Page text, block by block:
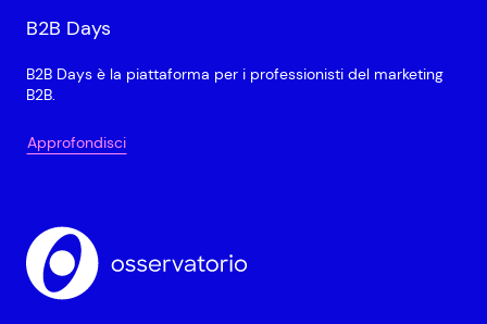
B2B Days
B2B Days è la piattaforma per i professionisti del marketing
B2B.
Approfondisci